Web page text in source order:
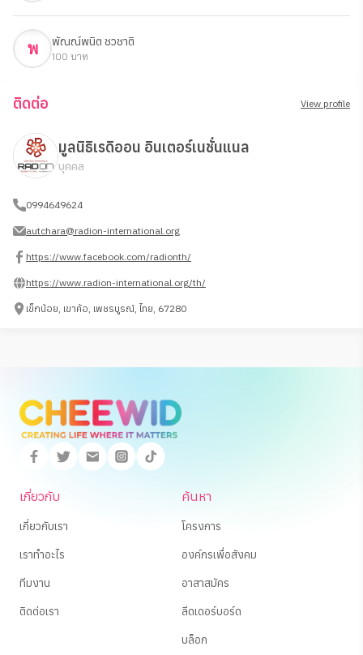
พ พัณณ์พนิต ชวชาติ
100 บาท
ติดต่อ View profile
มูลนิธิเรดิออน อินเตอร์เนชั่นแนล
บุคคล
0994649624
autchara@radion-international.org
https://www.facebook.com/radionth/
https://www.radion-international.org/th/
เข็กน้อย, เขาค้อ, เพชรบูรณ์, ไทย, 67280
เกี่ยวกับ
เกี่ยวกับเรา
เราทำอะไร
ทีมงาน
ติดต่อเรา
ค้นหา
โครงการ
องค์กรเพื่อสังคม
อาสาสมัคร
ลีดเดอร์บอร์ด
บล็อก